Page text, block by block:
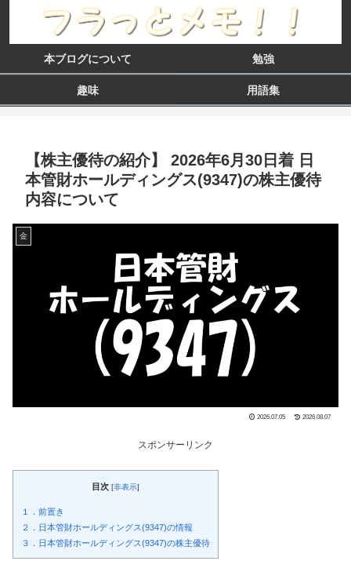
本ブログについて 勉強
趣味 用語集
【株主優待の紹介】 2026年6月30日着 日
本管財ホールディングス(9347)の株主優待
内容について
金
2026.07.05 2026.08.07
スポンサーリンク
目次 [非表示]
１．前置き
２．日本管財ホールディングス(9347)の情報
３．日本管財ホールディングス(9347)の株主優待